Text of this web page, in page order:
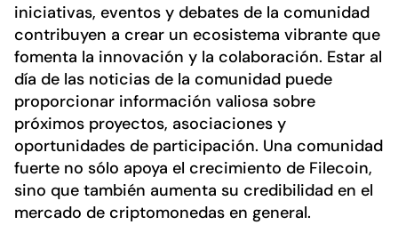
iniciativas, eventos y debates de la comunidad
contribuyen a crear un ecosistema vibrante que
fomenta la innovación y la colaboración. Estar al
día de las noticias de la comunidad puede
proporcionar información valiosa sobre
próximos proyectos, asociaciones y
oportunidades de participación. Una comunidad
fuerte no sólo apoya el crecimiento de Filecoin,
sino que también aumenta su credibilidad en el
mercado de criptomonedas en general.